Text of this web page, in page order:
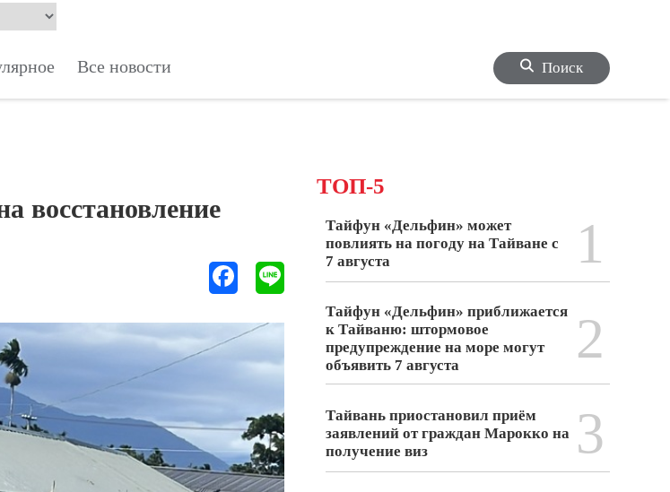
Все новости Поиск
восстановление
ТОП-5
Тайфун «Дельфин» может
повлиять на погоду на Тайване с
7 августа
1
Тайфун «Дельфин» приближается
к Тайваню: штормовое
предупреждение на море могут
объявить 7 августа
2
Тайвань приостановил приём
заявлений от граждан Марокко на
получение виз
3